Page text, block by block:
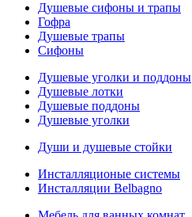
Душевые сифоны и трапы
Гофра
Душевые трапы
Сифоны
Душевые уголки и поддоны
Душевые лотки
Душевые поддоны
Душевые уголки
Души и душевые стойки
Инсталляционые системы
Инсталляции Belbagno